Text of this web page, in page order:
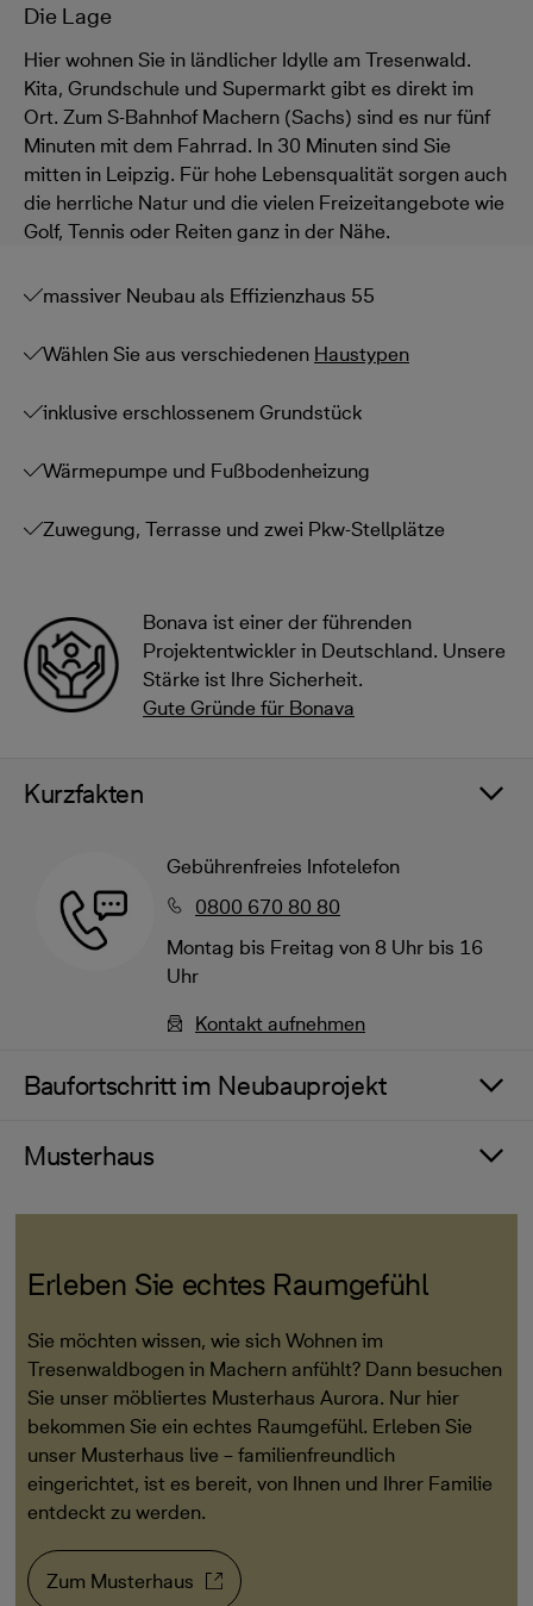
Die Lage
Hier wohnen Sie in ländlicher Idylle am Tresenwald.
Kita, Grundschule und Supermarkt gibt es direkt im
Ort. Zum S-Bahnhof Machern (Sachs) sind es nur fünf
Minuten mit dem Fahrrad. In 30 Minuten sind Sie
mitten in Leipzig. Für hohe Lebensqualität sorgen auch
die herrliche Natur und die vielen Freizeitangebote wie
Golf, Tennis oder Reiten ganz in der Nähe.
massiver Neubau als Effizienzhaus 55
Wählen Sie aus verschiedenen Haustypen
inklusive erschlossenem Grundstück
Wärmepumpe und Fußbodenheizung
Zuwegung, Terrasse und zwei Pkw-Stellplätze
Bonava ist einer der führenden
Projektentwickler in Deutschland. Unsere
Stärke ist Ihre Sicherheit.
Gute Gründe für Bonava
Kurzfakten
Gebührenfreies Infotelefon
0800 670 80 80
Montag bis Freitag von 8 Uhr bis 16
Uhr
Kontakt aufnehmen
Baufortschritt im Neubauprojekt
Musterhaus
Erleben Sie echtes Raumgefühl
Sie möchten wissen, wie sich Wohnen im
Tresenwaldbogen in Machern anfühlt? Dann besuchen
Sie unser möbliertes Musterhaus Aurora. Nur hier
bekommen Sie ein echtes Raumgefühl. Erleben Sie
unser Musterhaus live – familienfreundlich
eingerichtet, ist es bereit, von Ihnen und Ihrer Familie
entdeckt zu werden.
Zum Musterhaus